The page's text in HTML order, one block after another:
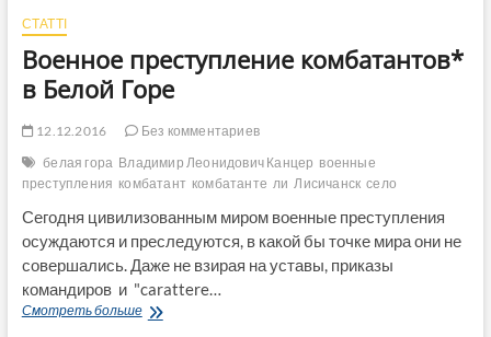
СТАТТІ
Военное преступление комбатантов*
в Белой Горе
12.12.2016
Без комментариев
белая гора Владимир Леонидович Канцер военные
преступления комбатант комбатанте ли Лисичанск село
Сегодня цивилизованным миром военные преступления
осуждаются и преследуются, в какой бы точке мира они не
совершались. Даже не взирая на уставы, приказы
командиров и "carattere…
Смотреть большеВоенное